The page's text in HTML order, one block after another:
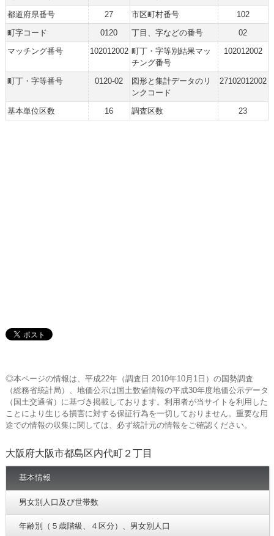
都道府県番号
27 市区町村番号
102
町字コード
0120 丁目、字などの番号
02
マッチング番号
102012002 町丁・字等別結果マッ
チング番号
102012002
町丁・字等番号 0120-02
図形と集計データのリ
ンクコード
27102012002
基本単位区数 16 調査区数 23
◎本ページの情報は、平成22年（調査日 2010年10月1日）の国勢調査
（総務省統計局）、地価公示は国土数値情報の平成30年度地価公示データ
（国土交通省）に基づき掲載しております。利用者が当サイトを利用した
ことにより生じる損害に対する保証行為を一切しておりません。重要な用
途での情報の収集に関しては、必ず統計元の情報をご確認ください。
大阪府大阪市都島区内代町２丁目
基本情報
男女別人口及び世帯数
年齢別（５歳階級、４区分）、男女別人口